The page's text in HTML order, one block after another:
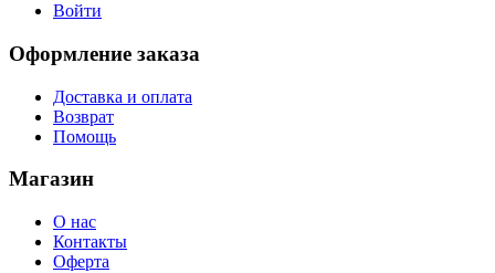
Войти
Оформление заказа
Доставка и оплата
Возврат
Помощь
Магазин
О нас
Контакты
Оферта